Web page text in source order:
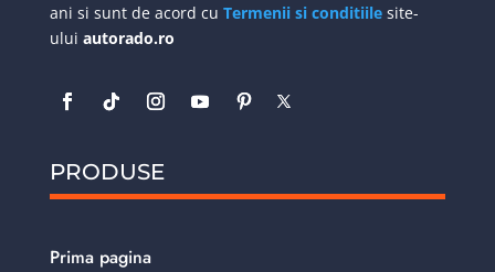
ani si sunt de acord cu Termenii si conditiilesite-
ului autorado.ro
PRODUSE
Prima pagina